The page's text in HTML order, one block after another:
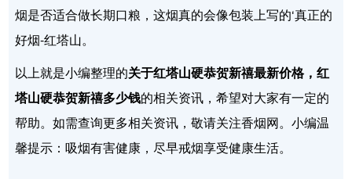
烟是否适合做长期口粮，这烟真的会像包装上写的‘真正的
好烟-红塔山。
以上就是小编整理的关于红塔山硬恭贺新禧最新价格，红
塔山硬恭贺新禧多少钱的相关资讯，希望对大家有一定的
帮助。如需查询更多相关资讯，敬请关注香烟网。小编温
馨提示：吸烟有害健康，尽早戒烟享受健康生活。